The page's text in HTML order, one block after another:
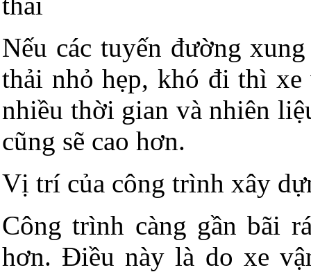
Nếu các tuyến đường
thải nhỏ hẹp, khó đi thì xe
nhiều thời gian và nhiên
cũng sẽ cao hơn.
Vị trí của công trình xây
Công trình càng gần bãi
hơn. Điều này là do xe